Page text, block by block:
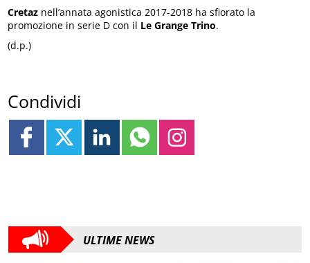
Cretaz nell’annata agonistica 2017-2018 ha sfiorato la
promozione in serie D con il Le Grange Trino.
(d.p.)
Condividi
ULTIME NEWS